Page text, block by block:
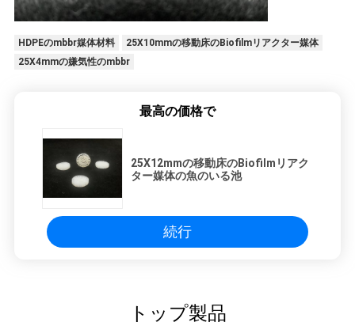
HDPEのmbbr媒体材料
25X10mmの移動床のBiofilmリアクター媒体
25X4mmの嫌気性のmbbr
最高の価格で
25X12mmの移動床のBiofilmリアク
ター媒体の魚のいる池
続行
トップ製品